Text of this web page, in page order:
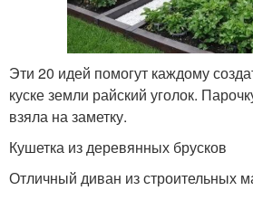
Эти 20 идей помогут каждому
куске земли райский уголок.
взяла на заметку.
Кушетка из деревянных брусков
Отличный диван из строительных